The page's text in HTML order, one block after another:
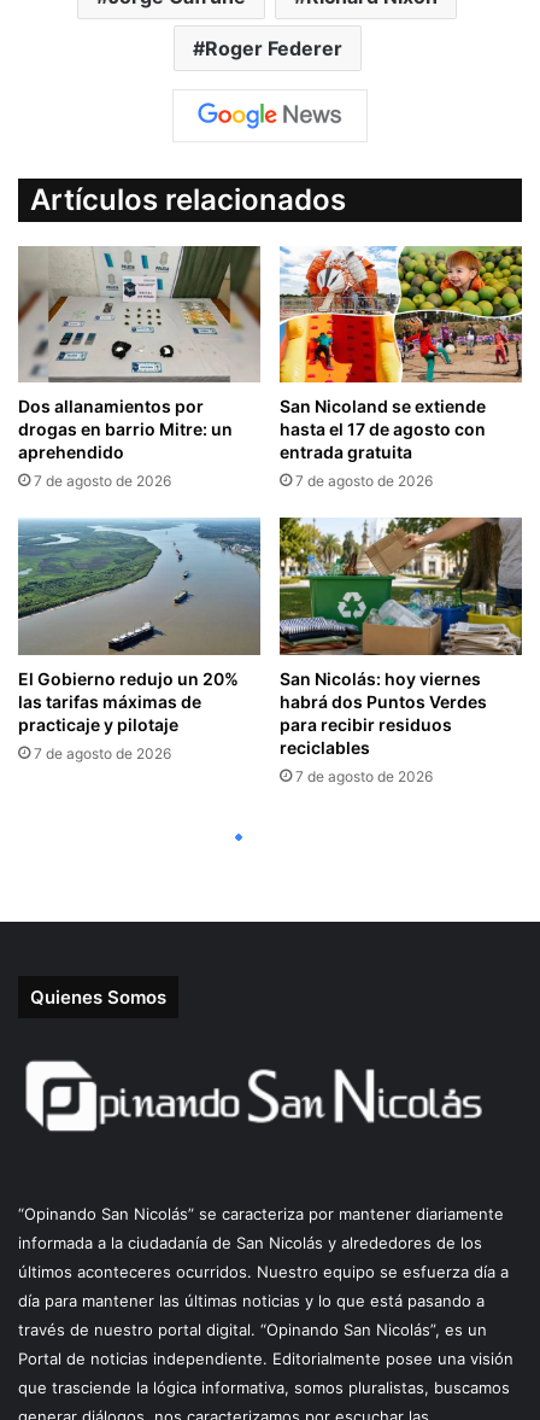
Quienes Somos
“Opinando San Nicolás” se caracteriza por mantener diariamente
informada a la ciudadanía de San Nicolás y alrededores de los
últimos aconteceres ocurridos. Nuestro equipo se esfuerza día a
día para mantener las últimas noticias y lo que está pasando a
través de nuestro portal digital. “Opinando San Nicolás”, es un
Portal de noticias independiente. Editorialmente posee una visión
que trasciende la lógica informativa, somos pluralistas, buscamos
generar diálogos, nos caracterizamos por escuchar las